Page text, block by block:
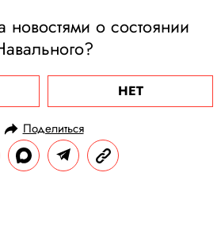
новостями о состоянии
НЕТ
Поделиться